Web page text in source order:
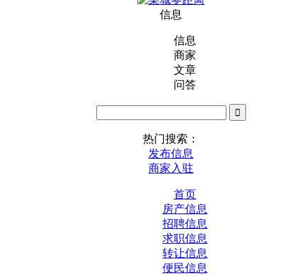
信息
信息
商家
文章
问答
热门搜索：
发布信息
商家入驻
首页
房产信息
招聘信息
求职信息
转让信息
便民信息